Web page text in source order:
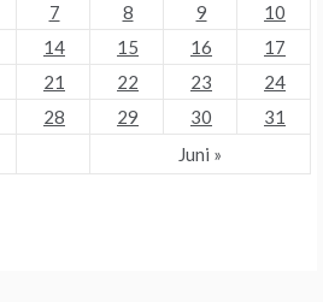
7 8 9
10
14 15 16
17
21 22 23
24
28 29 30
31
Juni »